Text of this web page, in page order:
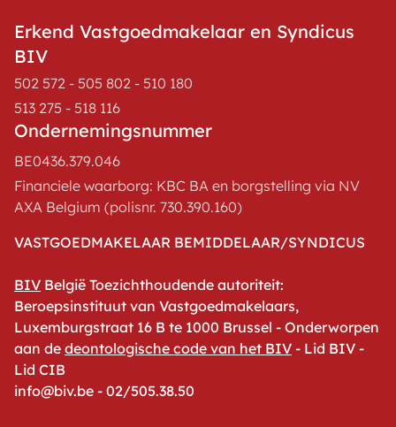
Erkend Vastgoedmakelaar en Syndicus
BIV
502 572 - 505 802 - 510 180
513 275 - 518 116
Ondernemingsnummer
BE0436.379.046
Financiele waarborg: KBC BA en borgstelling via NV
AXA Belgium (polisnr. 730.390.160)
VASTGOEDMAKELAAR BEMIDDELAAR/SYNDICUS
BIV België Toezichthoudende autoriteit:
Beroepsinstituut van Vastgoedmakelaars,
Luxemburgstraat 16 B te 1000 Brussel - Onderworpen
aan de deontologische code van het BIV - Lid BIV -
Lid CIB
info@biv.be - 02/505.38.50